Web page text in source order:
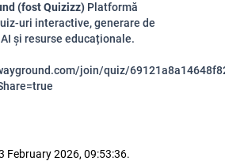
(fost Quizizz) Platformă
uri interactive, generare de
și resurse educaționale.
join/quiz/
February 2026, 09:53:36.